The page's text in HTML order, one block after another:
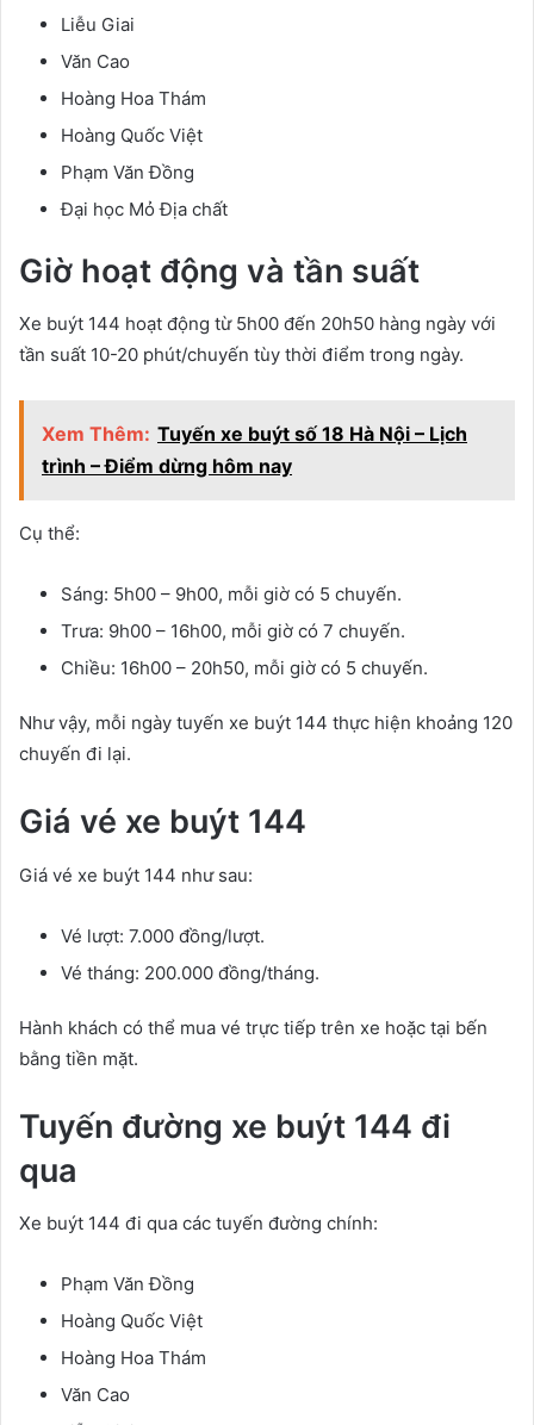
Liễu Giai
Văn Cao
Hoàng Hoa Thám
Hoàng Quốc Việt
Phạm Văn Đồng
Đại học Mỏ Địa chất
Giờ hoạt động và tần suất
Xe buýt 144 hoạt động từ 5h00 đến 20h50 hàng ngày với
tần suất 10-20 phút/chuyến tùy thời điểm trong ngày.
Xem Thêm: Tuyến xe buýt số 18 Hà Nội – Lịch
trình – Điểm dừng hôm nay
Cụ thể:
Sáng: 5h00 – 9h00, mỗi giờ có 5 chuyến.
Trưa: 9h00 – 16h00, mỗi giờ có 7 chuyến.
Chiều: 16h00 – 20h50, mỗi giờ có 5 chuyến.
Như vậy, mỗi ngày tuyến xe buýt 144 thực hiện khoảng 120
chuyến đi lại.
Giá vé xe buýt 144
Giá vé xe buýt 144 như sau:
Vé lượt: 7.000 đồng/lượt.
Vé tháng: 200.000 đồng/tháng.
Hành khách có thể mua vé trực tiếp trên xe hoặc tại bến
bằng tiền mặt.
Tuyến đường xe buýt 144 đi
qua
Xe buýt 144 đi qua các tuyến đường chính:
Phạm Văn Đồng
Hoàng Quốc Việt
Hoàng Hoa Thám
Văn Cao